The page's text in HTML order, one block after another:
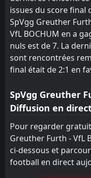
18Apr
VfL
issues du score final
SpVgg Greuther
VfL BOCHUM en a
nuls est de 7. La
sont rencontrées
final était de 2:1 en
SpVgg Greuther
Diffusion en
Pour regarder
Greuther Furth - VfL
ci-dessous et
football en direct